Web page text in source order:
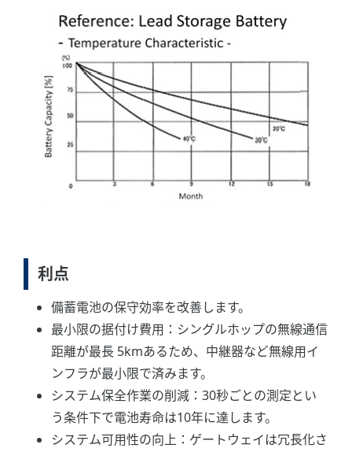
利点
備蓄電池の保守効率を改善します。
最小限の据付け費用：シングルホップの無線通信
距離が最長 5kmあるため、中継器など無線用イ
ンフラが最小限で済みます。
システム保全作業の削減：30秒ごとの測定とい
う条件下で電池寿命は10年に達します。
システム可用性の向上：ゲートウェイは冗長化さ